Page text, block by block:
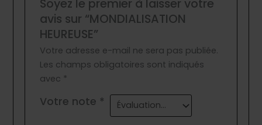
Soyez le premier à laisser votre
avis sur “MONDIALISATION
HEUREUSE”
Votre adresse e-mail ne sera pas publiée.
Les champs obligatoires sont indiqués
avec *
Votre note *